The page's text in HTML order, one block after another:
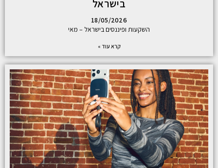
בישראל
18/05/2026
השקעות ופיננסים בישראל – מאי
קרא עוד »